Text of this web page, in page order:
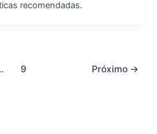
recomendadas.
9 Próximo →